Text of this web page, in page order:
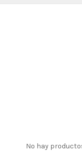
No hay